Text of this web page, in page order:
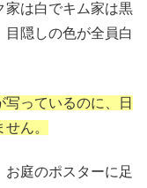
家は白でキム家は黒
目隠しの色が全員白
っているのに、日
ん。
庭のポスターに足